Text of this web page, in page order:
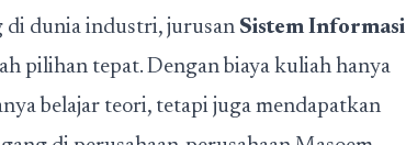
di dunia industri, jurusan Sistem Informasi
pilihan tepat. Dengan biaya kuliah hanya
belajar teori, tetapi juga mendapatkan